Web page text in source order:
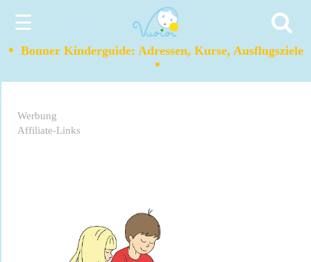
☰
• Bonner Kinderguide: Adressen, Kurse, Ausflugsziele
•
Werbung
Affiliate-Links